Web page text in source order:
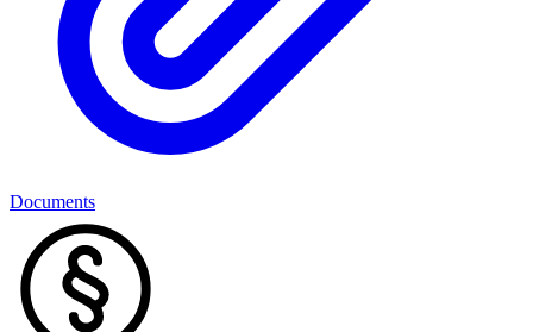
Documents